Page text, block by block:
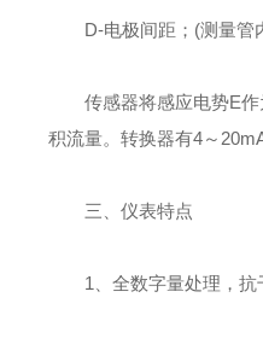
D-电极间距；(测量管
传感器将感应电势E作
积流量。转换器有4～
三、仪表特点
1、全数字量处理，抗干